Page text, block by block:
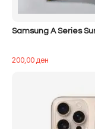
Samsung A Series
200,00ден